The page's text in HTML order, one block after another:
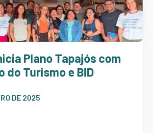
Plano Tapajós com
do Turismo e BID
DE 2025